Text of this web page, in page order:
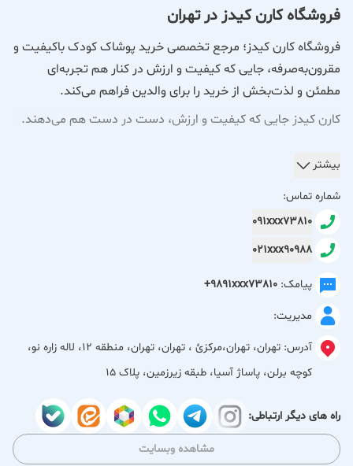
فروشگاه کارن کیدز در تهران
فروشگاه کارن کیدز؛ مرجع تخصصی خرید پوشاک کودک باکیفیت و
مقرون‌به‌صرفه، جایی که کیفیت و ارزش در کنار هم تجربه‌ای
مطمئن و لذت‌بخش از خرید را برای والدین فراهم می‌کند.
کارن کیدز جایی که کیفیت و ارزش، دست در دست هم می‌دهند.
در دنیای پرهیاهوی امروز، انتخاب پوشاک مناسب برای دلبندانمان
فرزندانشان هستند؛ بهترین کیفیت، بهترین راحتی و البته،
بهترین قیمت. کارن کیدز با شعار «کیفیت را به قیمت بخرید»،
دقیقاً به همین دغدغه پاسخ می‌دهد. ما اینجا هستیم تا ثابت
کنیم که پوشاک باکیفیت و زیبا برای کودکان، لزوماً نباید گران
باشد.
کیفیت بی‌نهایت، قیمتی باورنکردنی: ما در کارن کیدز، تمرکز اصلی
خود را بر ارائه محصولاتی با کیفیت استثنایی قرار داده‌ایم. از
انتخاب پارچه‌های مرغوب، ضد حساسیت و بادوام گرفته تا دقت در
جزئیات دوخت و پرداخت نهایی، اطمینان داریم که هر لباسی که از
کارن کیدز تهیه می‌کنید، دوام و راحتی لازم برای دنیای پر جنب و
جوش کودکان را داراست. اما آنچه ما را متمایز می‌کند، این است که
بیشتر
شماره تماس:
091xxx73810
021xxx90988
پیامک: +9891xxx73810
مدیریت:
آدرس:
تهران، تهران،مركزئ ، تهران، تهران، منطقه 12، لاله زاره نو،
کوچه برلن، پاساژ آسیا، طبقه زیرزمین، پلاک 15
راه های دیگر ارتباطی:
مشاهده وبسایت